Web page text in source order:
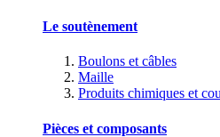
Le soutènement
Boulons et câbles
Maille
Produits chimiques et
Pièces et composants